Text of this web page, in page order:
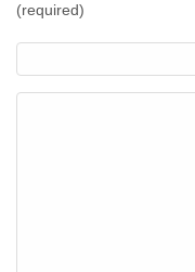
(required)